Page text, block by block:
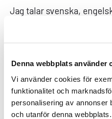
Denna webbplats använder
Vi använder cookies för
funktionalitet och
personalisering av annonser
och utanför denna webbplats.
Jag talar svenska,
Jag kan bland annat
Ledinflammationer
Seninflammationer
Kronisk ryggsmärta
Artrosproblematik